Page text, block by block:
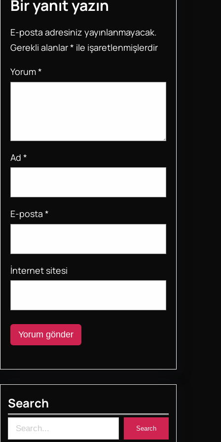
b
o
o
k
A
p
p
st
Bir yanıt yazın
E-posta adresiniz yayınlanmayacak.
Gerekli alanlar* ile işaretlenmişlerdir
Yorum*
Ad *
E-posta *
İnternet sitesi
Search
e
Search